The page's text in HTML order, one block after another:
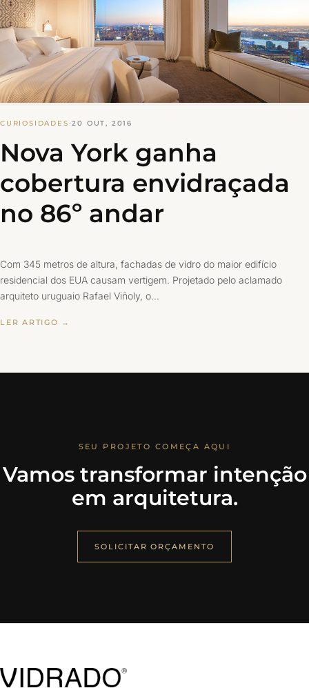
CURIOSIDADES·20 OUT, 2016
Nova York ganha
cobertura envidraçada
no 86º andar
Com 345 metros de altura, fachadas de vidro do maior edifício
residencial dos EUA causam vertigem. Projetado pelo aclamado
arquiteto uruguaio Rafael Viñoly, o…
LER ARTIGO →
SEU PROJETO COMEÇA AQUI
Vamos transformar intenção
em arquitetura.
SOLICITAR ORÇAMENTO